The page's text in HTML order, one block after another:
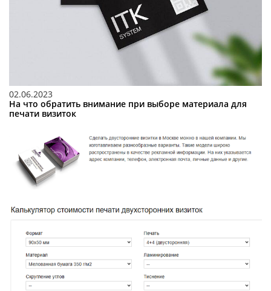
02.06.2023
На что обратить внимание при выборе материала для
печати визиток